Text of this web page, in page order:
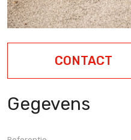
CONTACT
Gegevens